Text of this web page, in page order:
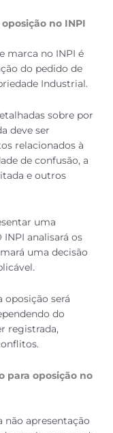
no INPI
marca no INPI é
do pedido de
Industrial.
sobre por
deve ser
relacionados à
de confusão, a
e outros
uma
analisará os
uma decisão
oposição será
do
registrada,
para oposição no
não apresentação